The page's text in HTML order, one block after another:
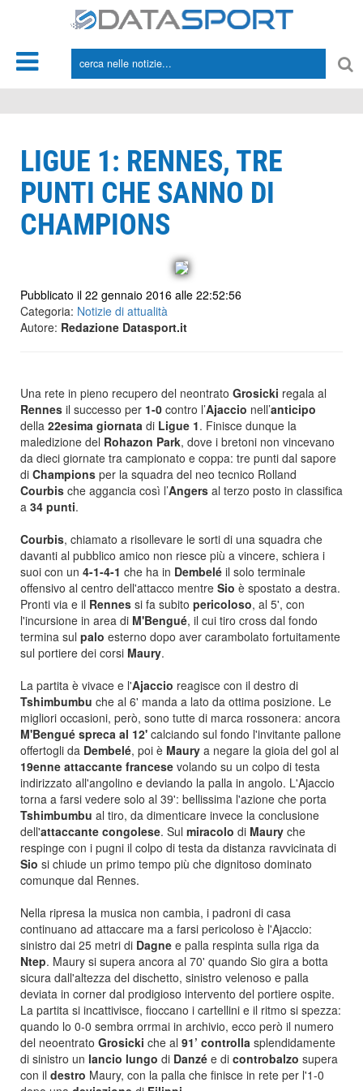
LIGUE 1: RENNES, TRE
PUNTI CHE SANNO DI
CHAMPIONS
Pubblicato il 22 gennaio 2016 alle 22:52:56
Categoria: Notizie di attualità
Autore: Redazione Datasport.it
Una rete in pieno recupero del neontrato Grosicki regala al
Rennes il successo per 1-0 contro l’Ajaccio nell’anticipo
della 22esima giornata di Ligue 1. Finisce dunque la
maledizione del Rohazon Park, dove i bretoni non vincevano
da dieci giornate tra campionato e coppa: tre punti dal sapore
di Champions per la squadra del neo tecnico Rolland
Courbis che aggancia così l’Angers al terzo posto in classifica
a 34 punti.
Courbis, chiamato a risollevare le sorti di una squadra che
davanti al pubblico amico non riesce più a vincere, schiera i
suoi con un 4-1-4-1 che ha in Dembelé il solo terminale
offensivo al centro dell'attacco mentre Sio è spostato a destra.
Pronti via e il Rennes si fa subito pericoloso, al 5', con
l'incursione in area di M'Bengué, il cui tiro cross dal fondo
termina sul palo esterno dopo aver carambolato fortuitamente
sul portiere dei corsi Maury.
La partita è vivace e l'Ajaccio reagisce con il destro di
Tshimbumbu che al 6' manda a lato da ottima posizione. Le
migliori occasioni, però, sono tutte di marca rossonera: ancora
M'Bengué spreca al 12' calciando sul fondo l'invitante pallone
offertogli da Dembelé, poi è Maury a negare la gioia del gol al
19enne attaccante francese volando su un colpo di testa
indirizzato all'angolino e deviando la palla in angolo. L'Ajaccio
torna a farsi vedere solo al 39': bellissima l'azione che porta
Tshimbumbu al tiro, da dimenticare invece la conclusione
dell'attaccante congolese. Sul miracolo di Maury che
respinge con i pugni il colpo di testa da distanza ravvicinata di
Sio si chiude un primo tempo più che dignitoso dominato
comunque dal Rennes.
Nella ripresa la musica non cambia, i padroni di casa
continuano ad attaccare ma a farsi pericoloso è l'Ajaccio:
sinistro dai 25 metri di Dagne e palla respinta sulla riga da
Ntep. Maury si supera ancora al 70' quando Sio gira a botta
sicura dall'altezza del dischetto, sinistro velenoso e palla
deviata in corner dal prodigioso intervento del portiere ospite.
La partita si incattivisce, fioccano i cartellini e il ritmo si spezza:
quando lo 0-0 sembra orrmai in archivio, ecco però il numero
del neoentrato Grosicki che al 91’ controlla splendidamente
di sinistro un lancio lungo di Danzé e di controbalzo supera
con il destro Maury, con la palla che finisce in rete per l'1-0